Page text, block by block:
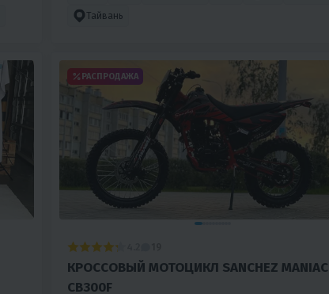
Тайвань
РАСПРОДАЖА
КРОССОВЫЙ МОТОЦИКЛ SANCHEZ MANIAC
CB300F